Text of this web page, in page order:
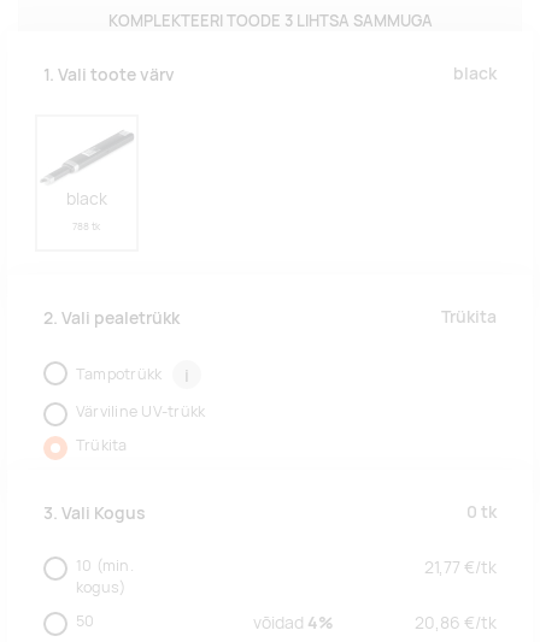
KOMPLEKTEERI TOODE 3 LIHTSA SAMMUGA
1. Vali toote värv black
black
788 tk
2. Vali pealetrükk Trükita
Tampotrükk i
Värviline UV-trükk
Trükita
3. Vali Kogus 0 tk
10 (min.
kogus)
21,77 €/tk
50 võidad 4% 20,86 €/tk